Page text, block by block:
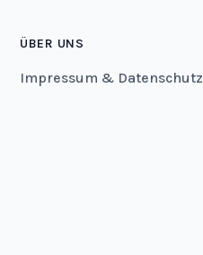
ÜBER UNS
Impressum & Datenschutz